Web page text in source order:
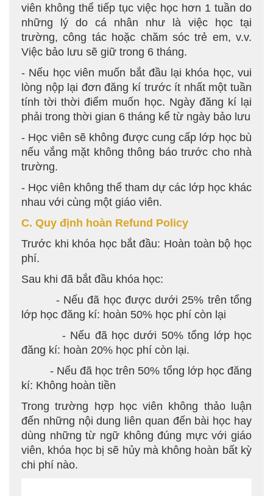
viên không thể tiếp tục việc học hơn 1 tuần do
những lý do cá nhân như là việc học tại
trường, công tác hoặc chăm sóc trẻ em, v.v.
Việc bảo lưu sẽ giữ trong 6 tháng.
- Nếu học viên muốn bắt đầu lại khóa học, vui
lòng nộp lại đơn đăng kí trước ít nhất một tuần
tính tời thời điểm muốn học. Ngày đăng kí lại
phải trong thời gian 6 tháng kể từ ngày bảo lưu
- Học viên sẽ không được cung cấp lớp học bù
nếu vắng mặt không thông báo trước cho nhà
trường.
- Học viên không thể tham dự các lớp học khác
nhau với cùng một giáo viên.
C. Quy định hoàn Refund Policy
Trước khi khóa học bắt đầu: Hoàn toàn bộ học
phí.
Sau khi đã bắt đầu khóa học:
- Nếu đã học được dưới 25% trên tổng
lớp học đăng kí: hoàn 50% học phí còn lại
- Nếu đã học dưới 50% tổng lớp học
đăng kí: hoàn 20% học phí còn lại.
- Nếu đã học trên 50% tổng lớp học đăng
kí: Không hoàn tiền
Trong trường hợp học viên không thảo luận
đến những nội dung liên quan đến bài học hay
dùng những từ ngữ không đúng mực với giáo
viên, khóa học bị sẽ hủy mà không hoàn bất kỳ
chi phí nào.